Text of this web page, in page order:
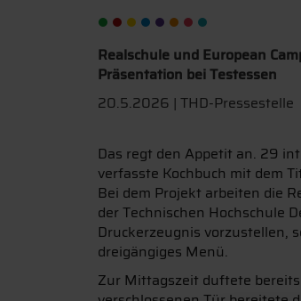
Realschule und European
Präsentation bei Testessen
20.5.2026 | THD-Pressestelle
Das regt den Appetit an. 29
verfasste Kochbuch mit dem
Bei dem Projekt arbeiten die
der Technischen Hochschule
Druckerzeugnis vorzustellen,
dreigängiges Menü.
Zur Mittagszeit duftete